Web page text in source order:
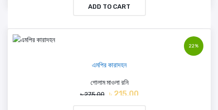
ADD TO CART
22%
এমপির কারাদহন
গোলাম মাওলা রনি
৳ 275.00 ৳ 215.00